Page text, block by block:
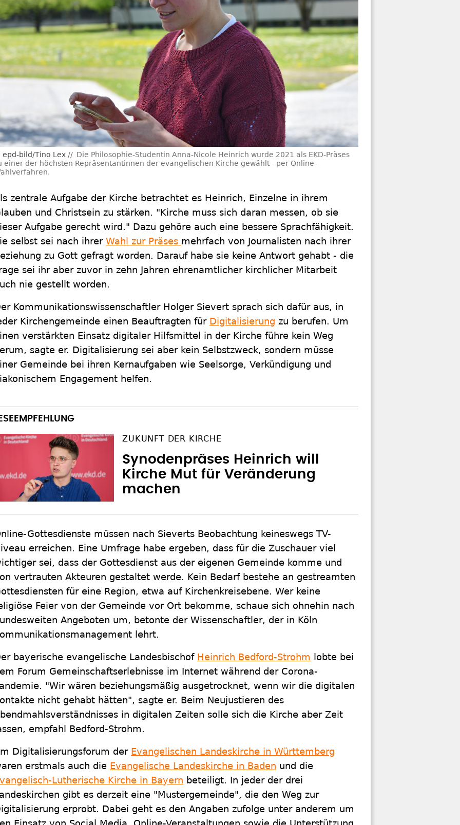
epd-bild/Tino Lex
Die Philosophie-Studentin Anna-Nicole Heinrich wurde 2021 als EKD-Präses
einer der höchsten Repräsentantinnen der evangelischen Kirche gewählt - per Online-
zentrale Aufgabe der Kirche betrachtet es Heinrich, Einzelne in ihrem
und Christsein zu stärken. "Kirche muss sich daran messen, ob sie
Aufgabe gerecht wird." Dazu gehöre auch eine bessere Sprachfähigkeit.
selbst sei nach ihrer Wahl zur Präses mehrfach von Journalisten nach ihrer
zu Gott gefragt worden. Darauf habe sie keine Antwort gehabt - die
sei ihr aber zuvor in zehn Jahren ehrenamtlicher kirchlicher Mitarbeit
nie gestellt worden.
Kommunikationswissenschaftler Holger Sievert sprach sich dafür aus, in
Kirchengemeinde einen Beauftragten für Digitalisierung zu berufen. Um
verstärkten Einsatz digitaler Hilfsmittel in der Kirche führe kein Weg
sagte er. Digitalisierung sei aber kein Selbstzweck, sondern müsse
Gemeinde bei ihren Kernaufgaben wie Seelsorge, Verkündigung und
Engagement helfen.
ZUKUNFT DER KIRCHE
Synodenpräses Heinrich will
Kirche Mut für Veränderung
machen
Gottesdienste müssen nach Sieverts Beobachtung keineswegs TV-
erreichen. Eine Umfrage habe ergeben, dass für die Zuschauer viel
sei, dass der Gottesdienst aus der eigenen Gemeinde komme und
vertrauten Akteuren gestaltet werde. Kein Bedarf bestehe an gestreamten
für eine Region, etwa auf Kirchenkreisebene. Wer keine
Feier von der Gemeinde vor Ort bekomme, schaue sich ohnehin nach
Angeboten um, betonte der Wissenschaftler, der in Köln
lehrt.
bayerische evangelische Landesbischof Heinrich Bedford-Strohm lobte bei
Forum Gemeinschaftserlebnisse im Internet während der Corona-
"Wir wären beziehungsmäßig ausgetrocknet, wenn wir die digitalen
nicht gehabt hätten", sagte er. Beim Neujustieren des
in digitalen Zeiten solle sich die Kirche aber Zeit
empfahl Bedford-Strohm.
Digitalisierungsforum der Evangelischen Landeskirche in Württemberg
erstmals auch die Evangelische Landeskirche in Baden und die
Lutherische Kirche in Bayern beteiligt. In jeder der drei
gibt es derzeit eine "Mustergemeinde", die den Weg zur
erprobt. Dabei geht es den Angaben zufolge unter anderem um